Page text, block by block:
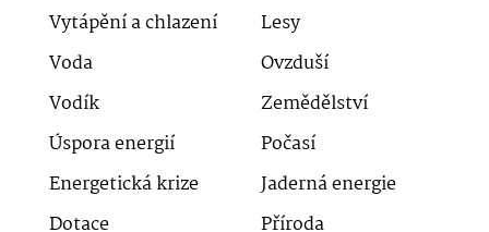
Vytápění a chlazení
Lesy
Voda
Ovzduší
Vodík
Zemědělství
Úspora energií
Počasí
Energetická krize
Jaderná energie
Dotace
Příroda